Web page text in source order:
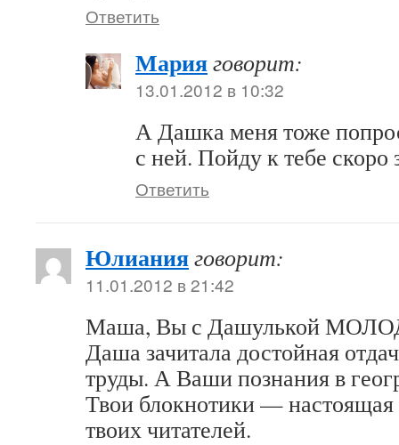
Ответить
Марияговорит:
13.01.2012 в 10:32
А Дашка меня тоже
с ней. Пойду к тебе скоро
Ответить
Юлианияговорит:
11.01.2012 в 21:42
Маша, Вы с Дашулькой
Даша зачитала достойная
труды. А Ваши познания в
Твои блокнотики — настоящая
твоих читателей.